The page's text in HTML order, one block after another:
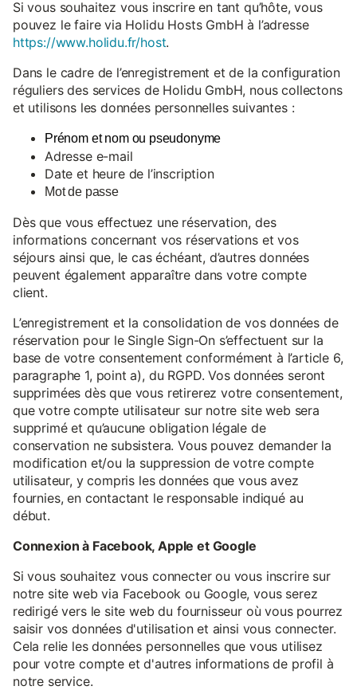
Si vous souhaitez vous inscrire en tant qu’hôte, vous
pouvez le faire via Holidu Hosts GmbH à l’adresse
https://www.holidu.fr/host.
Dans le cadre de l’enregistrement et de la configuration
réguliers des services de Holidu GmbH, nous collectons
et utilisons les données personnelles suivantes :
Prénom et nom ou pseudonyme
Adresse e-mail
Date et heure de l’inscription
Mot de passe
Dès que vous effectuez une réservation, des
informations concernant vos réservations et vos
séjours ainsi que, le cas échéant, d’autres données
peuvent également apparaître dans votre compte
client.
L’enregistrement et la consolidation de vos données de
réservation pour le Single Sign-On s’effectuent sur la
base de votre consentement conformément à l’article 6,
paragraphe 1, point a), du RGPD. Vos données seront
supprimées dès que vous retirerez votre consentement,
que votre compte utilisateur sur notre site web sera
supprimé et qu’aucune obligation légale de
conservation ne subsistera. Vous pouvez demander la
modification et/ou la suppression de votre compte
utilisateur, y compris les données que vous avez
fournies, en contactant le responsable indiqué au
début.
Connexion à Facebook, Apple et Google
Si vous souhaitez vous connecter ou vous inscrire sur
notre site web via Facebook ou Google, vous serez
redirigé vers le site web du fournisseur où vous pourrez
saisir vos données d'utilisation et ainsi vous connecter.
Cela relie les données personnelles que vous utilisez
pour votre compte et d'autres informations de profil à
notre service.